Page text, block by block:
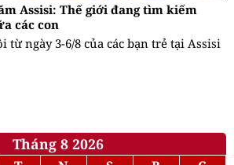
Assisi: Thế giới đang tìm kiếm
các con
ngày 3-6/8 của các bạn trẻ tại Assisi
Tháng 8 2026